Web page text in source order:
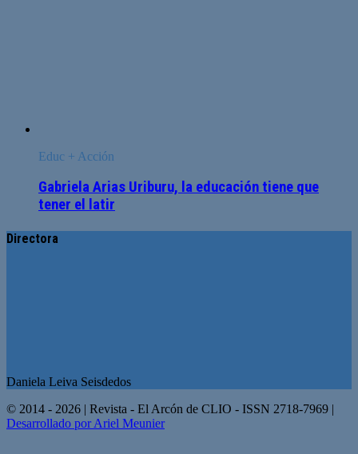
Educ + Acción
Gabriela Arias Uriburu, la educación tiene que
tener el latir
Directora
Daniela Leiva Seisdedos
© 2014 - 2026 | Revista - El Arcón de CLIO - ISSN 2718-7969 |
Desarrollado por Ariel Meunier